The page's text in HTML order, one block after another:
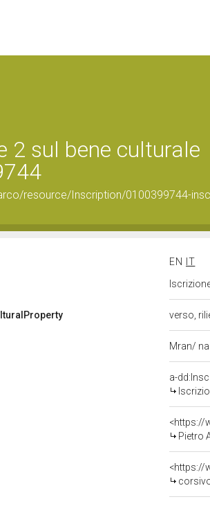
2 sul bene culturale
resource/Inscription/0100399744-
EN
IT
verso,
Mran/
a-
<https://
Pietro
<https://